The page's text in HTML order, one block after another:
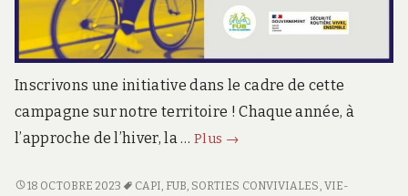
Inscrivons une initiative dans le cadre de cette
campagne sur notre territoire ! Chaque année, à
l’approche de l’hiver, la … Plus
Cyclistes
!
→
CYCLISTES
18 OCTOBRE 2023 CAPI FUB SORTIES CONVIVIALES VIE-